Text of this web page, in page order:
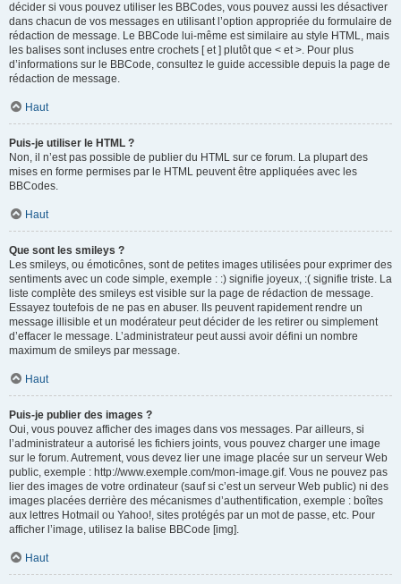
décider si vous pouvez utiliser les BBCodes, vous pouvez aussi les désactiver
dans chacun de vos messages en utilisant l’option appropriée du formulaire de
rédaction de message. Le BBCode lui-même est similaire au style HTML, mais
les balises sont incluses entre crochets [ et ] plutôt que < et >. Pour plus
d’informations sur le BBCode, consultez le guide accessible depuis la page de
rédaction de message.
Haut
Puis-je utiliser le HTML ?
Non, il n’est pas possible de publier du HTML sur ce forum. La plupart des
mises en forme permises par le HTML peuvent être appliquées avec les
BBCodes.
Haut
Que sont les smileys ?
Les smileys, ou émoticônes, sont de petites images utilisées pour exprimer des
sentiments avec un code simple, exemple : :) signifie joyeux, :( signifie triste. La
liste complète des smileys est visible sur la page de rédaction de message.
Essayez toutefois de ne pas en abuser. Ils peuvent rapidement rendre un
message illisible et un modérateur peut décider de les retirer ou simplement
d’effacer le message. L’administrateur peut aussi avoir défini un nombre
maximum de smileys par message.
Haut
Puis-je publier des images ?
Oui, vous pouvez afficher des images dans vos messages. Par ailleurs, si
l’administrateur a autorisé les fichiers joints, vous pouvez charger une image
sur le forum. Autrement, vous devez lier une image placée sur un serveur Web
public, exemple : http://www.exemple.com/mon-image.gif. Vous ne pouvez pas
lier des images de votre ordinateur (sauf si c’est un serveur Web public) ni des
images placées derrière des mécanismes d’authentification, exemple : boîtes
aux lettres Hotmail ou Yahoo!, sites protégés par un mot de passe, etc. Pour
afficher l’image, utilisez la balise BBCode [img].
Haut